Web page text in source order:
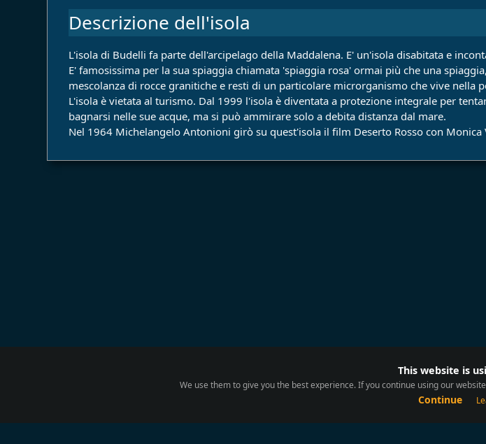
Descrizione dell'isola
L'isola di Budelli fa parte dell'arcipelago della Maddalena. E' un'isola disabitata e
E' famosissima per la sua spiaggia chiamata 'spiaggia rosa' ormai più che una
mescolanza di rocce granitiche e resti di un particolare microrganismo che vive
L'isola è vietata al turismo. Dal 1999 l'isola è diventata a protezione integrale per
bagnarsi nelle sue acque, ma si può ammirare solo a debita distanza dal mare.
Nel 1964 Michelangelo Antonioni girò su quest'isola il film Deserto Rosso con Monica
This website is
We use them to give you the best experience. If you continue using our
Continue